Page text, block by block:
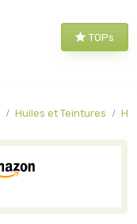
TOPs
Huiles et Teintures